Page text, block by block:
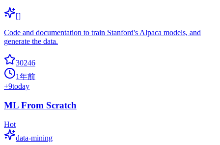
[]
Code and documentation to train Stanford's Alpaca models, and
generate the data.
30246
1年前
+9today
ML From Scratch
Hot
data-mining